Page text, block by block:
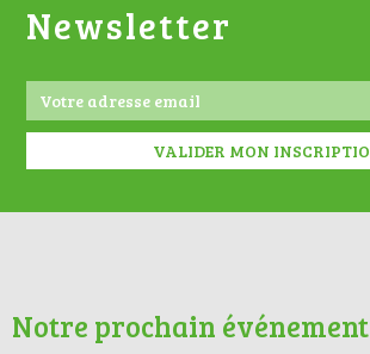
Newsletter
Notre prochain événement